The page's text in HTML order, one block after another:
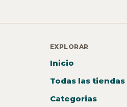
EXPLORAR
Inicio
Todas las tiendas
Categorias